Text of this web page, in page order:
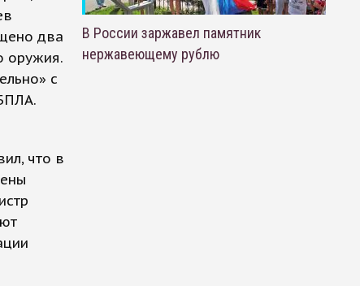
два
оружия.
с
что в
В России заржавел памятник
нержавеющему рублю